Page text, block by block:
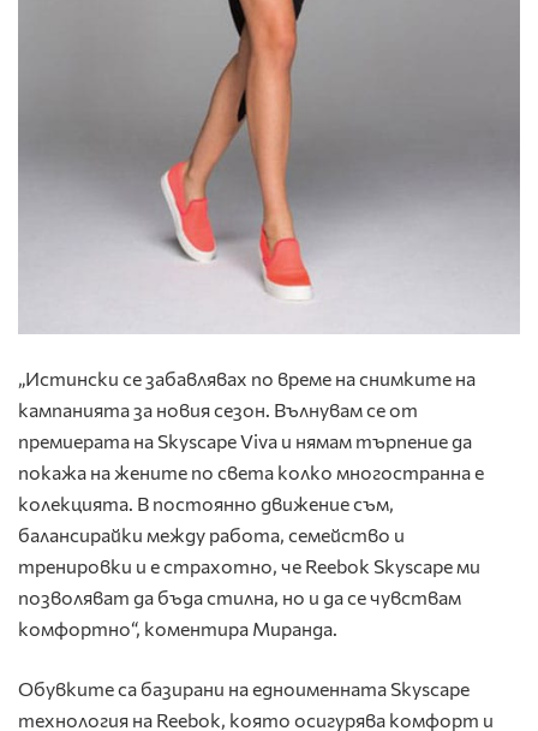
„Истински се забавлявах по време на снимките на
кампанията за новия сезон. Вълнувам се от
премиерата на Skyscape Viva и нямам търпение да
покажа на жените по света колко многостранна е
колекцията. В постоянно движение съм,
балансирайки между работа, семейство и
тренировки и е страхотно, че Reebok Skyscape ми
позволяват да бъда стилна, но и да се чувствам
комфортно“, коментира Миранда.
Обувките са базирани на едноименната Skyscape
технология на Reebok, която осигурява комфорт и